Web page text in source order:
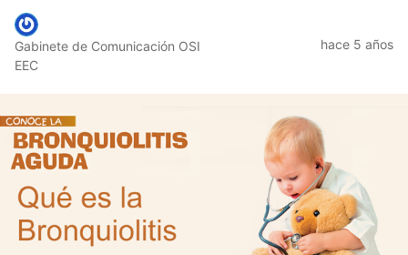
Gabinete de Comunicación OSI
EEC
hace 5 años